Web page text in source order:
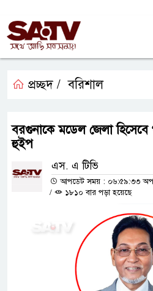
প্রচ্ছদ / বরিশাল
বরগুনাকে মডেল জেলা
হুইপ
এস. এ টিভি
আপডেট সময় : ০৬:৫৯:৩৩
/
১৮১০ বার পড়া হয়েছে